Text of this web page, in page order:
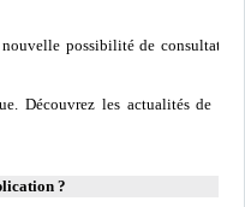
possibilité de consultation
Découvrez les actualités de
?